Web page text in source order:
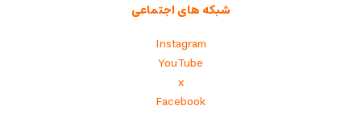
شبکه های اجتماعی
Instagram
YouTube
x
Facebook